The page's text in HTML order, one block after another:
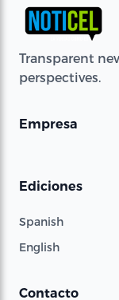
Transparent
perspectives.
Empresa
Ediciones
Spanish
English
Contacto